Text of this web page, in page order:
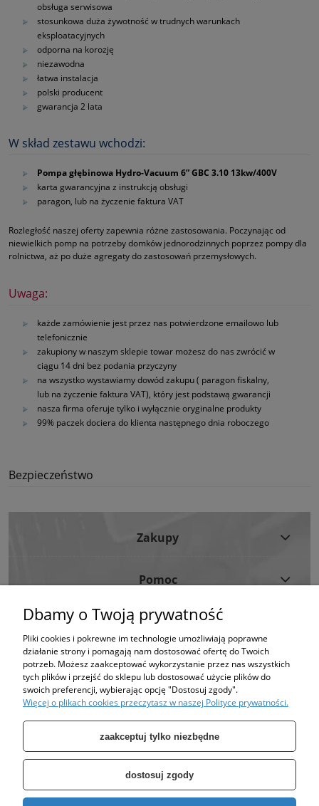
obsługa serwisowa
stosunkowa duża żywotność w trudnych warunkach
eksploatacyjnych
odporna na korozję
niezawodna
łatwa instalacja
polski producent
gwarancja 2 lata
W skład zestawu wchodzi:
Pompa głębinowa Hydro-Vacuum 6” GBC 3.10 13kw/400V
karta gwarancyjna z instrukcją obsługi
paragon, lub na życzenie faktura VAT
Rozległość naszej oferty zapewnia różne zastosowania. Poczynając od
niewielkich pomp na potrzeby domków jednorodzinnych poprzez pompy dla
rolnictwa, aż po duże agregaty do zastosowań przemysłowych.
Uwaga:
każde zamówienie jest przez nas potwierdzone emailowo lub
telefonicznie
zakupiony w naszym sklepie towar możesz do nas zwrócić w
ciągu 14 dni bez podania przyczyny
na wszystko wystawiamy dowód zakupu ( paragon fiskalny,
lub na życzenie faktura VAT), który jest podstawą gwarancji
nasza firma oferuje tylko i wyłącznie oryginalne produkty
99% paczek dociera do klienta następnego dnia roboczego
Bezpieczeństwo
Zakupy
Pomoc
Moje Konto
Informacje
Strona korzysta z plików cookies w celu realizacji usług i zgodnie z Polityką
Plików Cookies.
Możesz określić warunki przechowywania lub dostępu do plików cookies w
Twojej przeglądarce. (polityka prywatności)
Dbamy o Twoją prywatność
Pliki cookies i pokrewne im technologie umożliwiają poprawne
działanie strony i pomagają nam dostosować ofertę do Twoich
potrzeb. Możesz zaakceptować wykorzystanie przez nas wszystkich
tych plików i przejść do sklepu lub dostosować użycie plików do
swoich preferencji, wybierając opcję "Dostosuj zgody".
Więcej o plikach cookies przeczytasz w naszej Polityce prywatności.
zaakceptuj tylko niezbędne
dostosuj zgody